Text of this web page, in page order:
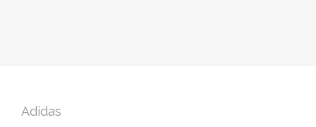
Adidas